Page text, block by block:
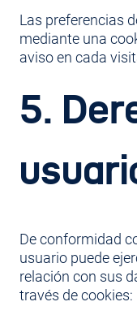
Las preferencias
mediante una
aviso en cada
5.
De conformidad
usuario puede
relación con sus
través de cookies: